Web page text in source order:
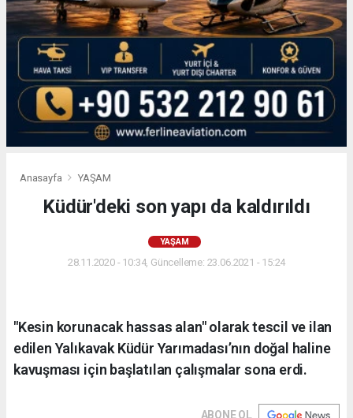
Anasayfa YAŞAM
Küdür'deki son yapı da kaldırıldı
YAŞAM
28.11.2020 - 10:34, Güncelleme: 23.06.2021 - 15:24
"Kesin korunacak hassas alan" olarak tescil ve ilan
edilen Yalıkavak Küdür Yarımadası’nın doğal haline
kavuşması için başlatılan çalışmalar sona erdi.
ABONE OL